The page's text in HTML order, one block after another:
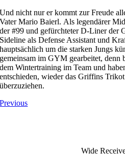
Und nicht nur er kommt zur Freude
Vater Mario Baierl. Als legendärer
der #99 und gefürchteter D-Liner der
Sideline als Defense Assistant und
hauptsächlich um die starken Jungs
gemeinsam im GYM gearbeitet, denn
dem Wintertraining im Team und
entschieden, wieder das Griffins
überzuziehen.
Previous
Wide